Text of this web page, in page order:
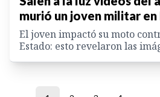
murió un joven militar en
El joven impactó su moto
Estado: esto revelaron las